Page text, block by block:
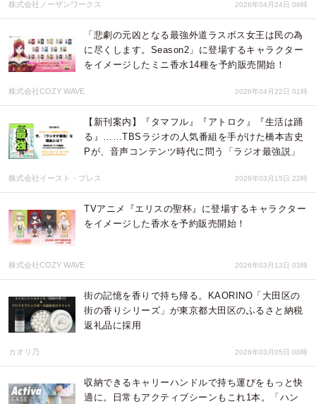
株式会社ノーザンワークス 2026年04月24日 06時
「悲劇の元凶となる最強外道ラスボス女王は民の為
に尽くします。Season2」に登場するキャラクター
をイメージしたミニ香水14種を予約販売開始！
株式会社COZY WAVE 2026年04月22日 01時
【新刊案内】『タマフル』『アトロク』『生活は踊
る』……TBSラジオの人気番組を手がけた橋本吉史
Pが、音声コンテンツ時代に問う「ラジオ最強説」
株式会社イースト・プレス 2026年03月15日 22時
TVアニメ『エリスの聖杯』に登場するキャラクター
をイメージした香水を予約販売開始！
株式会社COZY WAVE 2026年03月13日 03時
街の記憶を香りで持ち帰る。KAORINO「大田区の
街の香りシリーズ」が東京都大田区のふるさと納税
返礼品に採用
カオリ乃 2026年03月05日 00時
収納できるキャリーハンドルで持ち運びをもっと快
適に。日常もアクティブシーンもこれ1本。「ハン